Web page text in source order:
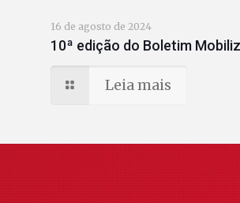
16 de agosto de 2024
10ª edição do Boletim
Leia mais